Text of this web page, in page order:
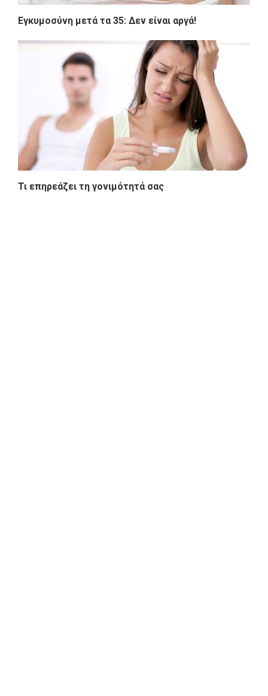
Εγκυμοσύνη μετά τα 35: Δεν είναι αργά!
Τι επηρεάζει τη γονιμότητά σας